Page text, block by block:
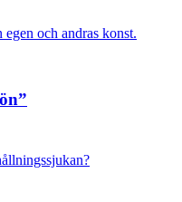
och andras konst.